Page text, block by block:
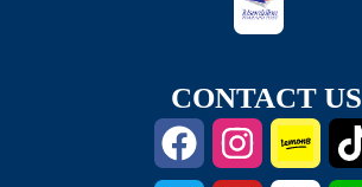
CONTACT US